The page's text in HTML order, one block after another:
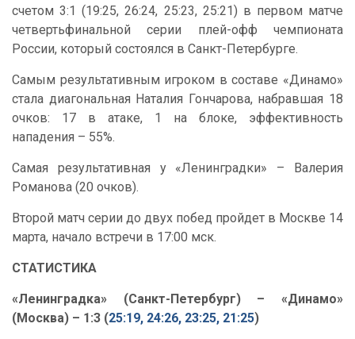
счетом 3:1 (19:25, 26:24, 25:23, 25:21) в первом матче
четвертьфинальной серии плей-офф чемпионата
России, который состоялся в Санкт-Петербурге.
Самым результативным игроком в составе «Динамо»
стала диагональная Наталия Гончарова, набравшая 18
очков: 17 в атаке, 1 на блоке, эффективность
нападения – 55%.
Самая результативная у «Ленинградки» – Валерия
Романова (20 очков).
Второй матч серии до двух побед пройдет в Москве 14
марта, начало встречи в 17:00 мск.
СТАТИСТИКА
«Ленинградка» (Санкт-Петербург) – «Динамо»
(Москва) – 1:3 (25:19, 24:26, 23:25, 21:25)